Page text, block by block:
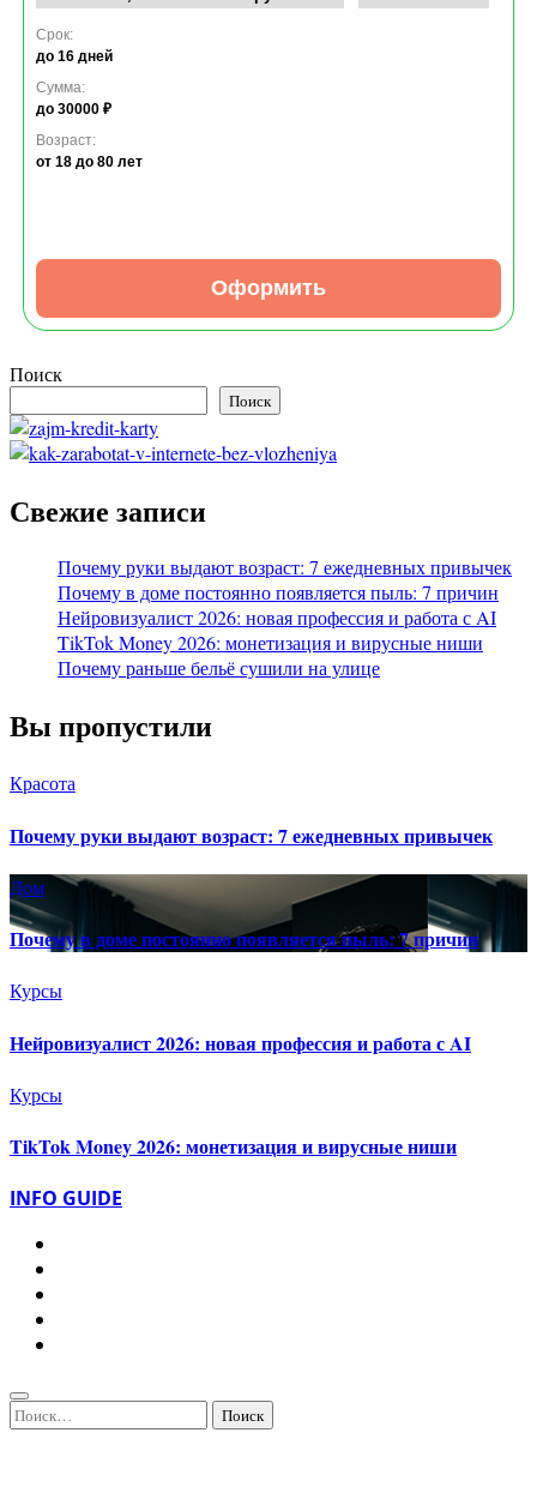
Срок:
до 16 дней
Сумма:
до 30000 ₽
Возраст:
от 18 до 80 лет
Оформить
Поиск
Поиск
Свежие записи
Почему руки выдают возраст: 7 ежедневных привычек
Почему в доме постоянно появляется пыль: 7 причин
Нейровизуалист 2026: новая профессия и работа с AI
TikTok Money 2026: монетизация и вирусные ниши
Почему раньше бельё сушили на улице
Вы пропустили
Красота
Почему руки выдают возраст: 7 ежедневных привычек
Дом
Почему в доме постоянно появляется пыль: 7 причин
Курсы
Нейровизуалист 2026: новая профессия и работа с AI
Курсы
TikTok Money 2026: монетизация и вирусные ниши
INFO GUIDE
Найти: